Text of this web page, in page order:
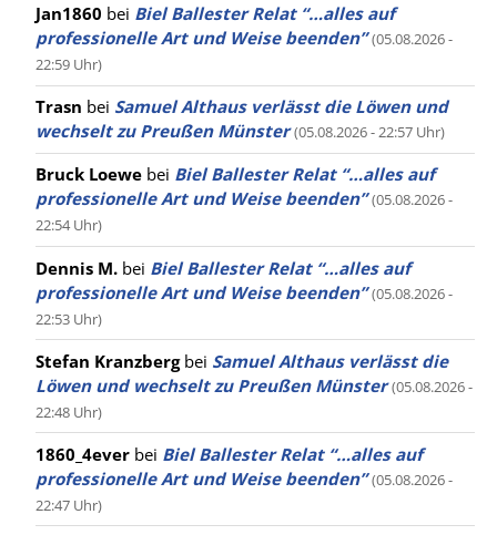
Jan1860 bei Biel Ballester Relat “…alles auf
professionelle Art und Weise beenden” (05.08.2026 -
22:59 Uhr)
Trasn bei Samuel Althaus verlässt die Löwen und
wechselt zu Preußen Münster (05.08.2026 - 22:57 Uhr)
Bruck Loewe bei Biel Ballester Relat “…alles auf
professionelle Art und Weise beenden” (05.08.2026 -
22:54 Uhr)
Dennis M. bei Biel Ballester Relat “…alles auf
professionelle Art und Weise beenden” (05.08.2026 -
22:53 Uhr)
Stefan Kranzbergbei Samuel Althaus verlässt die
Löwen und wechselt zu Preußen Münster (05.08.2026 -
22:48 Uhr)
1860_4ever bei Biel Ballester Relat “…alles auf
professionelle Art und Weise beenden” (05.08.2026 -
22:47 Uhr)